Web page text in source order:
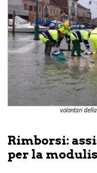
volontari
Rimborsi:
per la